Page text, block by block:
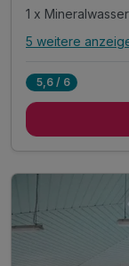
1 x
Alle
1 x reichhaltiges
inkl. Nutzung
inkl. Nutzung
inkl. flauschige
5 weitere
5,6 / 6